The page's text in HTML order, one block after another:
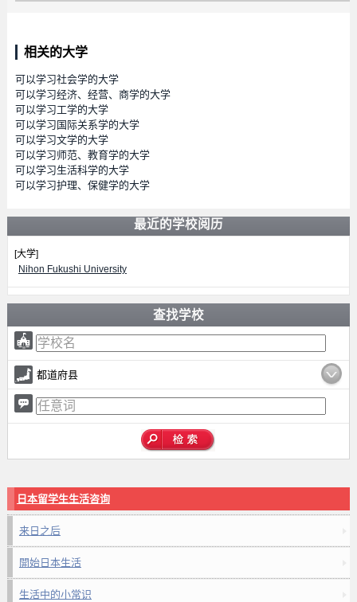
相关的大学
可以学习社会学的大学
可以学习经济、经营、商学的大学
可以学习工学的大学
可以学习国际关系学的大学
可以学习文学的大学
可以学习师范、教育学的大学
可以学习生活科学的大学
可以学习护理、保健学的大学
最近的学校阅历
[大学]
Nihon Fukushi University
查找学校
都道府县
日本留学生生活咨询
来日之后
開始日本生活
生活中的小常识